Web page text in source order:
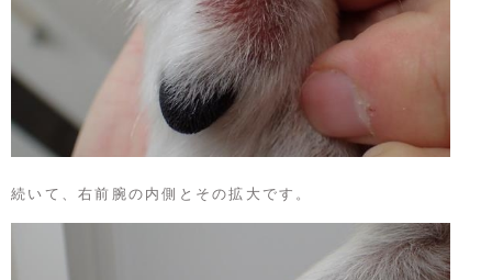
続いて、右前腕の内側とその拡大です。